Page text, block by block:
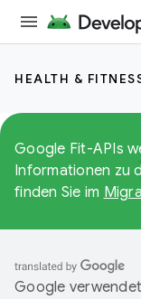
HEALTH &
Google Fit-APIs
Informationen zu
finden Sie im
Google